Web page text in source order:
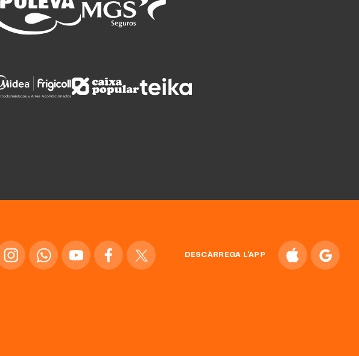
DESCÀRREGA L'APP